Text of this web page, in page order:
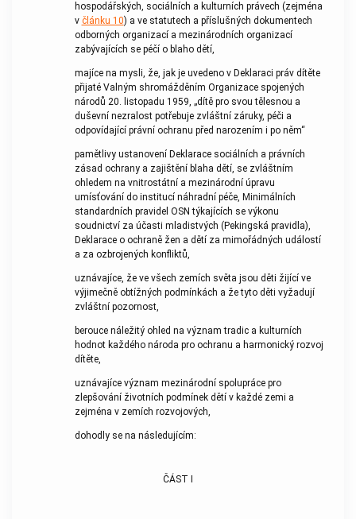
hospodářských, sociálních a kulturních právech (zejména
v článku 10) a ve statutech a příslušných dokumentech
odborných organizací a mezinárodních organizací
zabývajících se péčí o blaho dětí,
majíce na mysli, že, jak je uvedeno v Deklaraci práv dítěte
přijaté Valným shromážděním Organizace spojených
národů 20. listopadu 1959, „dítě pro svou tělesnou a
duševní nezralost potřebuje zvláštní záruky, péči a
odpovídající právní ochranu před narozením i po něm“
pamětlivy ustanovení Deklarace sociálních a právních
zásad ochrany a zajištění blaha dětí, se zvláštním
ohledem na vnitrostátní a mezinárodní úpravu
umísťování do institucí náhradní péče, Minimálních
standardních pravidel OSN týkajících se výkonu
soudnictví za účasti mladistvých (Pekingská pravidla),
Deklarace o ochraně žen a dětí za mimořádných událostí
a za ozbrojených konfliktů,
uznávajíce, že ve všech zemích světa jsou děti žijící ve
výjimečně obtížných podmínkách a že tyto děti vyžadují
zvláštní pozornost,
berouce náležitý ohled na význam tradic a kulturních
hodnot každého národa pro ochranu a harmonický rozvoj
dítěte,
uznávajíce význam mezinárodní spolupráce pro
zlepšování životních podmínek dětí v každé zemi a
zejména v zemích rozvojových,
dohodly se na následujícím:
ČÁST I